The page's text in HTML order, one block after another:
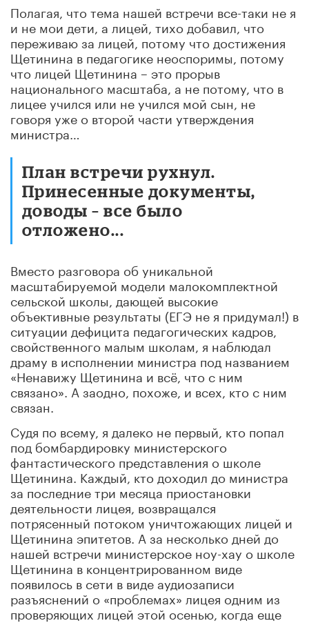
Полагая, что тема нашей встречи все-таки не я
и не мои дети, а лицей, тихо добавил, что
переживаю за лицей, потому что достижения
Щетинина в педагогике неоспоримы, потому
что лицей Щетинина – это прорыв
национального масштаба, а не потому, что в
лицее учился или не учился мой сын, не
говоря уже о второй части утверждения
министра…
План встречи рухнул.
Принесенные документы,
доводы – все было
отложено...
Вместо разговора об уникальной
масштабируемой модели малокомплектной
сельской школы, дающей высокие
объективные результаты (ЕГЭ не я придумал!) в
ситуации дефицита педагогических кадров,
свойственного малым школам, я наблюдал
драму в исполнении министра под названием
«Ненавижу Щетинина и всё, что с ним
связано». А заодно, похоже, и всех, кто с ним
связан.
Судя по всему, я далеко не первый, кто попал
под бомбардировку министерского
фантастического представления о школе
Щетинина. Каждый, кто доходил до министра
за последние три месяца приостановки
деятельности лицея, возвращался
потрясенный потоком уничтожающих лицей и
Щетинина эпитетов. А за несколько дней до
нашей встречи министерское ноу-хау о школе
Щетинина в концентрированном виде
появилось в сети в виде аудиозаписи
разъяснений о «проблемах» лицея одним из
проверяющих лицей этой осенью, когда еще